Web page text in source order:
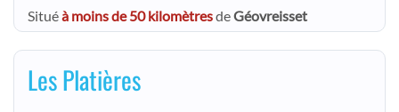
Situéà moins de 50 kilomètresdeGéovreisset
Les Platières